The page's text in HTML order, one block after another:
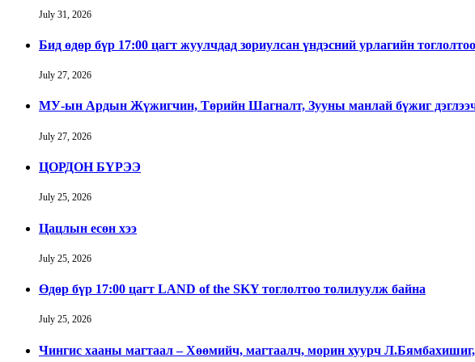
July 31, 2026
Бид өдөр бүр 17:00 цагт жуулчдад зориулсан үндэсний урлагийн
July 27, 2026
МУ-ын Ардын Жүжигчин, Төрийн Шагналт, Зууны манлай бүжиг
July 27, 2026
ЦОРДОН БҮРЭЭ
July 25, 2026
Цацлын есөн хээ
July 25, 2026
Өдөр бүр 17:00 цагт LAND of the SKY тоглолтоо толилуулж байна
July 25, 2026
Чингис хааны магтаал – Хөөмийч, магтаалч, морин хуурч